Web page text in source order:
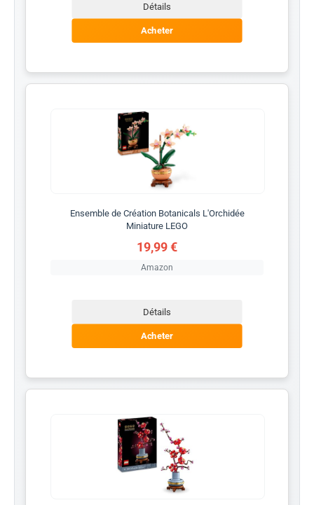
Détails
Acheter
Ensemble de Création Botanicals L'Orchidée
Miniature LEGO
19,99 €
Amazon
Détails
Acheter